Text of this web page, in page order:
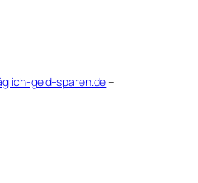
geld-sparen.de–